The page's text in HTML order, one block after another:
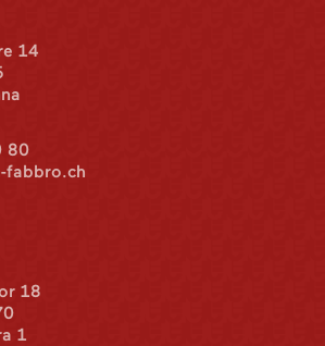
14
80
fabbro.ch
18
1